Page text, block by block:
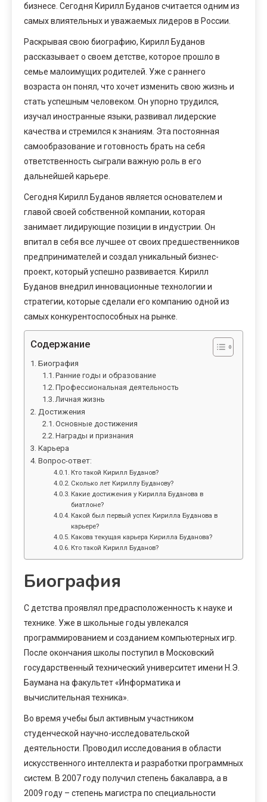
бизнесе. Сегодня Кирилл Буданов считается одним из
самых влиятельных и уважаемых лидеров в России.
Раскрывая свою биографию, Кирилл Буданов
рассказывает о своем детстве, которое прошло в
семье малоимущих родителей. Уже с раннего
возраста он понял, что хочет изменить свою жизнь и
стать успешным человеком. Он упорно трудился,
изучал иностранные языки, развивал лидерские
качества и стремился к знаниям. Эта постоянная
самообразование и готовность брать на себя
ответственность сыграли важную роль в его
дальнейшей карьере.
Сегодня Кирилл Буданов является основателем и
главой своей собственной компании, которая
занимает лидирующие позиции в индустрии. Он
впитал в себя все лучшее от своих предшественников
предпринимателей и создал уникальный бизнес-
проект, который успешно развивается. Кирилл
Буданов внедрил инновационные технологии и
стратегии, которые сделали его компанию одной из
самых конкурентоспособных на рынке.
Содержание
Биография
Ранние годы и образование
Профессиональная деятельность
Личная жизнь
Достижения
Основные достижения
Награды и признания
Карьера
Вопрос-ответ:
Кто такой Кирилл Буданов?
Сколько лет Кириллу Буданову?
Какие достижения у Кирилла Буданова в
биатлоне?
Какой был первый успех Кирилла Буданова в
карьере?
Какова текущая карьера Кирилла Буданова?
Кто такой Кирилл Буданов?
Биография
С детства проявлял предрасположенность к науке и
технике. Уже в школьные годы увлекался
программированием и созданием компьютерных игр.
После окончания школы поступил в Московский
государственный технический университет имени Н.Э.
Баумана на факультет «Информатика и
вычислительная техника».
Во время учебы был активным участником
студенческой научно-исследовательской
деятельности. Проводил исследования в области
искусственного интеллекта и разработки программных
систем. В 2007 году получил степень бакалавра, а в
2009 году – степень магистра по специальности